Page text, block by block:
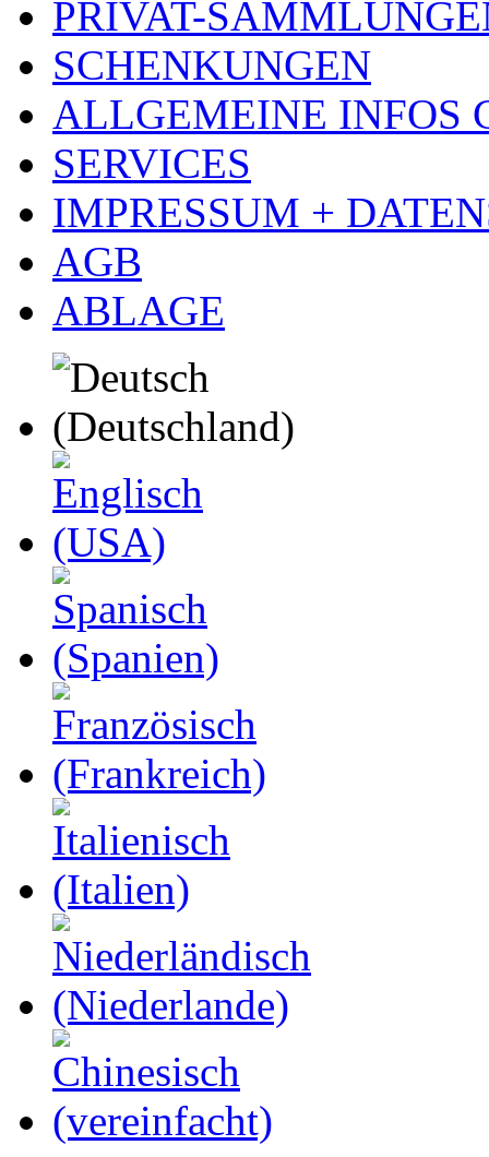
PRIVAT-
SCHENKUNGEN
ALLGEMEINE INFOS
SERVICES
IMPRESSUM +
AGB
ABLAGE